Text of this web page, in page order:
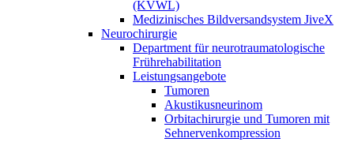
(KVWL)
Medizinisches Bildversandsystem JiveX
Neurochirurgie
Department für neurotraumatologische
Frührehabilitation
Leistungsangebote
Tumoren
Akustikusneurinom
Orbitachirurgie und Tumoren mit
Sehnervenkompression